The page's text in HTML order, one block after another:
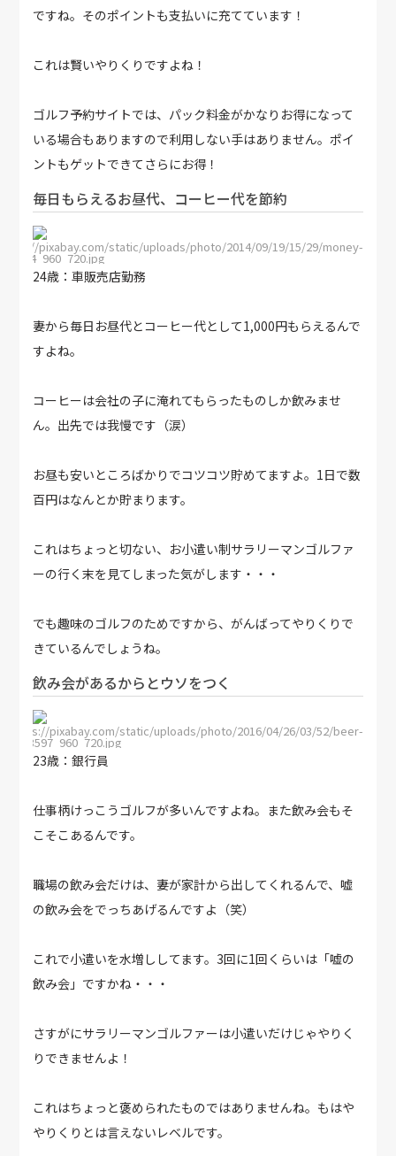
ですね。そのポイントも支払いに充てています！
これは賢いやりくりですよね！
ゴルフ予約サイトでは、パック料金がかなりお得になって
いる場合もありますので利用しない手はありません。ポイ
ントもゲットできてさらにお得！
毎日もらえるお昼代、コーヒー代を節約
pixabay.com/static/uploads/photo/2014/09/19/15/29/money-
24歳：車販売店勤務
妻から毎日お昼代とコーヒー代として1,000円もらえるんで
すよね。
コーヒーは会社の子に淹れてもらったものしか飲みませ
ん。出先では我慢です（涙）
お昼も安いところばかりでコツコツ貯めてますよ。1日で数
百円はなんとか貯まります。
これはちょっと切ない、お小遣い制サラリーマンゴルファ
ーの行く末を見てしまった気がします・・・
でも趣味のゴルフのためですから、がんばってやりくりで
きているんでしょうね。
飲み会があるからとウソをつく
https://pixabay.com/static/uploads/photo/2016/04/26/03/52/beer-
1353597_960_720.jpg
23歳：銀行員
仕事柄けっこうゴルフが多いんですよね。また飲み会もそ
こそこあるんです。
職場の飲み会だけは、妻が家計から出してくれるんで、嘘
の飲み会をでっちあげるんですよ（笑）
これで小遣いを水増ししてます。3回に1回くらいは「嘘の
飲み会」ですかね・・・
さすがにサラリーマンゴルファーは小遣いだけじゃやりく
りできませんよ！
これはちょっと褒められたものではありませんね。もはや
やりくりとは言えないレベルです。